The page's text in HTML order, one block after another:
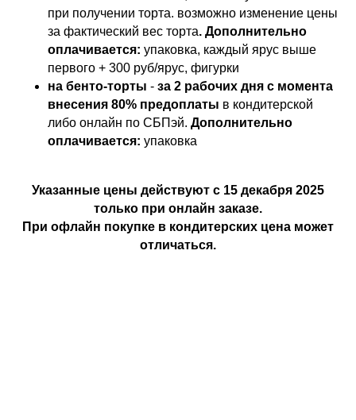
при получении торта. возможно изменение цены
за фактический вес торта. Дополнительно
оплачивается: упаковка, каждый ярус выше
первого + 300 руб/ярус, фигурки
на бенто-торты - за 2 рабочих дня с момента
внесения 80% предоплаты в кондитерской
либо онлайн по СБПэй. Дополнительно
оплачивается: упаковка
Указанные цены действуют с 15 декабря 2025
только при онлайн заказе.
При офлайн покупке в кондитерских цена может
отличаться.